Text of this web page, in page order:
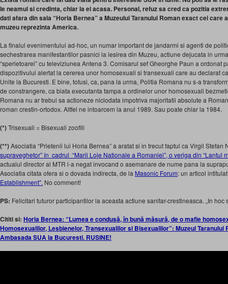
le neamul si credinta, chiar la ei acasa. Personal, refuz sa cred ca pozitia
dati afara din sala “Horia Bernea” a Muzeului Taranului Roman exact cei care
muzeu reprezinta America.
La finalul evenimentului ad-hoc, un numar important de jandarmi si agenti de
sechestrarea manifestantilor pasnici la iesirea din Muzeu, actiune dejucata in
“sperietoarei” cu televiziunea Antena 3. Comisarul sef Gheorghe Paun a ordonat
dispozitivului alertat la cererea unor homosexuali si transexuali care au declarat
Unite la Bucuresti. E bine, totusi, ca, pana la urma, Politia Romana nu s-a
de constrangere, ca biata executanta tampa a ordinelor unor homosexuali
Romana nu ar trebui sa actioneze niciodata impotriva majoritatii absolute a
roman crestin-ortodox. Altfel ne intoarcem la anul 1989. Sau poate chiar la 1984.
(*)Trisexuali = Bisexuali zoofili
(**)Asociatia “Prietenii lui Horia Bernea” a aratat si in trecut faptul ca Virgil Stefan
supraveghetor” în cadrul “Marii Loje Nationale a Romaniei”, o veriga din “Lantul
actualul director al MTR l-a negat invocand o asemanare de nume pana la
Asociatia citata ofera si o dovada indirecta, de la Masonic Forum: un articol
Establishment”. No comment!
PS: Felicitari tuturor participantilor la aceasta actiune sanitar-crestineasca. „In hoc
Cititi si: Horia Bernea: “Lumea e condusă, în bună măsură, de o mafie
Homosexualilor, Lesbienelor, Transexualilor si Bisexualilor”: Muzeul
Ambasada SUA la Bucuresti. RUSINE!